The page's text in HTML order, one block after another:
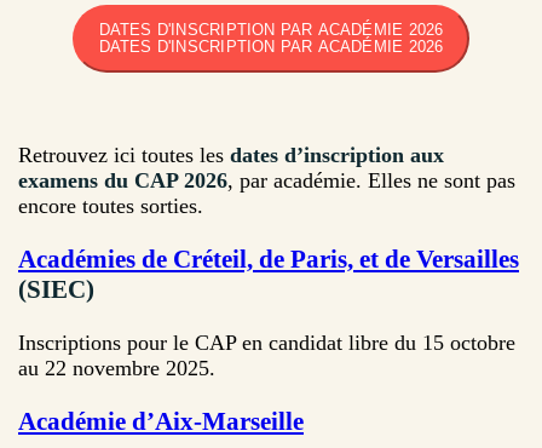
DATES D'INSCRIPTION PAR ACADÉMIE 2026
DATES D'INSCRIPTION PAR ACADÉMIE 2026
Retrouvez ici toutes les dates d’inscription aux
examens du CAP 2026, par académie. Elles ne sont pas
encore toutes sorties.
Académies de Créteil, de Paris, et de Versailles
(SIEC)
Inscriptions pour le CAP en candidat libre du 15 octobre
au 22 novembre 2025.
Académie d’Aix-Marseille